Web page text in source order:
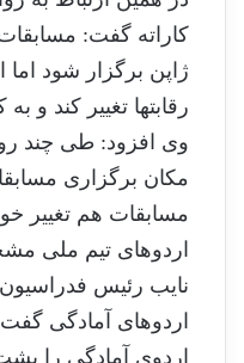
کاراته گفت:
ژاپن برگزار شود اما
رقابتها تغییر کند و
وی افزود: طی چند
مکان برگزاری
مسابقات هم تغییر
اردوهای تیم ملی
نایب رئیس
اردوی آمادگی را